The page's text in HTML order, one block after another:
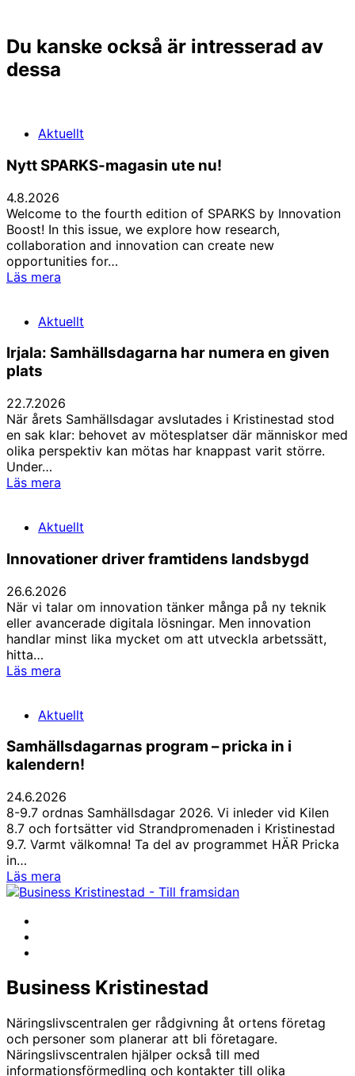
Du kanske också är intresserad av
dessa
Aktuellt
Nytt SPARKS-magasin ute nu!
4.8.2026
Welcome to the fourth edition of SPARKS by Innovation
Boost! In this issue, we explore how research,
collaboration and innovation can create new
opportunities for…
Läs mera
ute
Aktuellt
Irjala: Samhällsdagarna har numera en given
plats
22.7.2026
När årets Samhällsdagar avslutades i Kristinestad stod
en sak klar: behovet av mötesplatser där människor med
olika perspektiv kan mötas har knappast varit större.
Under…
Läs mera
numera
given
Aktuellt
Innovationer driver framtidens landsbygd
26.6.2026
När vi talar om innovation tänker många på ny teknik
eller avancerade digitala lösningar. Men innovation
handlar minst lika mycket om att utveckla arbetssätt,
hitta…
Läs mera
landsbygd
Aktuellt
Samhällsdagarnas program – pricka in i
kalendern!
24.6.2026
8-9.7 ordnas Samhällsdagar 2026. Vi inleder vid Kilen
8.7 och fortsätter vid Strandpromenaden i Kristinestad
9.7. Varmt välkomna! Ta del av programmet HÄR Pricka
in…
Läs mera
program
Business Kristinestad
Näringslivscentralen ger rådgivning åt ortens företag
och personer som planerar att bli företagare.
Näringslivscentralen hjälper också till med
informationsförmedling och kontakter till olika